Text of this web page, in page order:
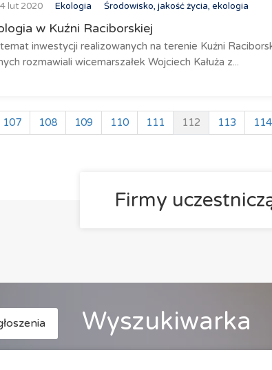
lut 2020 Ekologia Środowisko, jakość życia, ekologia
w Kuźni Raciborskiej
inwestycji realizowanych na terenie Kuźni
rozmawiali wicemarszałek Wojciech Kałuża z...
107 108 109 110 111 112 113 114
Firmy
Wyszukiwarka